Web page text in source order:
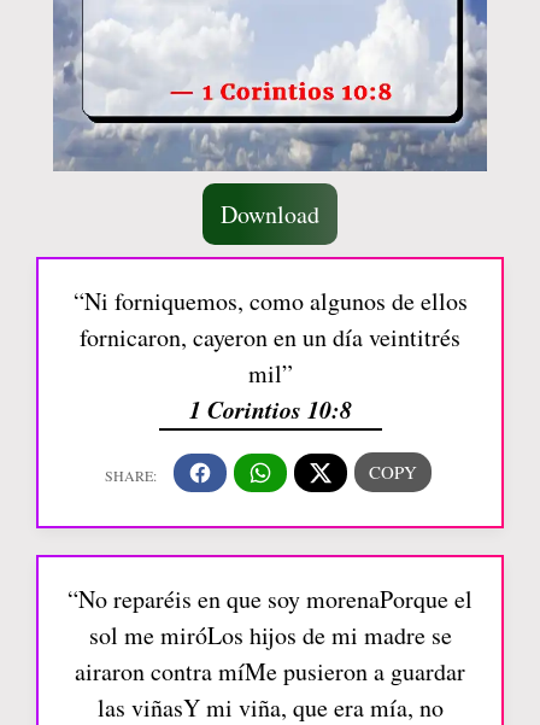
Download
“Ni forniquemos, como algunos de ellos
fornicaron, cayeron en un día veintitrés
mil”
1 Corintios 10:8
“No reparéis en que soy morenaPorque el
sol me miróLos hijos de mi madre se
airaron contra míMe pusieron a guardar
las viñasY mi viña, que era mía, no